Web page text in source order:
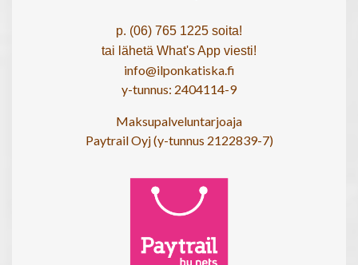
p. (06) 765 1225 soita!
tai lähetä What's App viesti!
info@ilponkatiska.fi
y-tunnus: 2404114-9
Maksupalveluntarjoaja
Paytrail Oyj (y-tunnus 2122839-7)